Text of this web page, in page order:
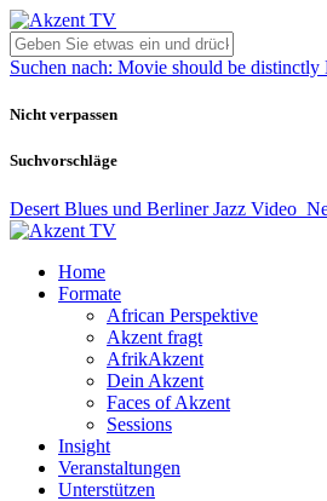
Suchen nach: Movie should be distinctly
Nicht verpassen
Suchvorschläge
Desert Blues und Berliner Jazz Video
Home
Formate
African Perspektive
Akzent fragt
AfrikAkzent
Dein Akzent
Faces of Akzent
Sessions
Insight
Veranstaltungen
Unterstützen